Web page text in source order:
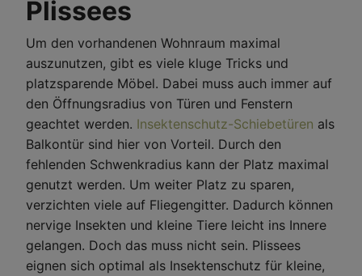
Plissees
Um den vorhandenen Wohnraum maximal
auszunutzen, gibt es viele kluge Tricks und
platzsparende Möbel. Dabei muss auch immer auf
den Öffnungsradius von Türen und Fenstern
geachtet werden. Insektenschutz-Schiebetüren als
Balkontür sind hier von Vorteil. Durch den
fehlenden Schwenkradius kann der Platz maximal
genutzt werden. Um weiter Platz zu sparen,
verzichten viele auf Fliegengitter. Dadurch können
nervige Insekten und kleine Tiere leicht ins Innere
gelangen. Doch das muss nicht sein. Plissees
eignen sich optimal als Insektenschutz für kleine,